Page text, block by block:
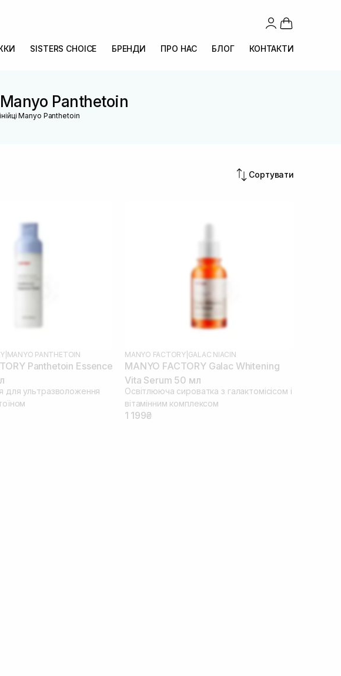
SISTERS CHOICE БРЕНДИ ПРО НАС БЛОГ КОНТАКТИ
Manyo Panthetoin
Manyo Panthetoin
Сортувати
| MANYO PANTHETOIN
Panthetoin Essence
для ультразволоження
MANYO FACTORY| GALAC NIACIN
MANYO FACTORY Galac Whitening
Vita Serum 50 мл
Освітлююча сироватка з галактомісісом і
вітамінним комплексом
1 199₴